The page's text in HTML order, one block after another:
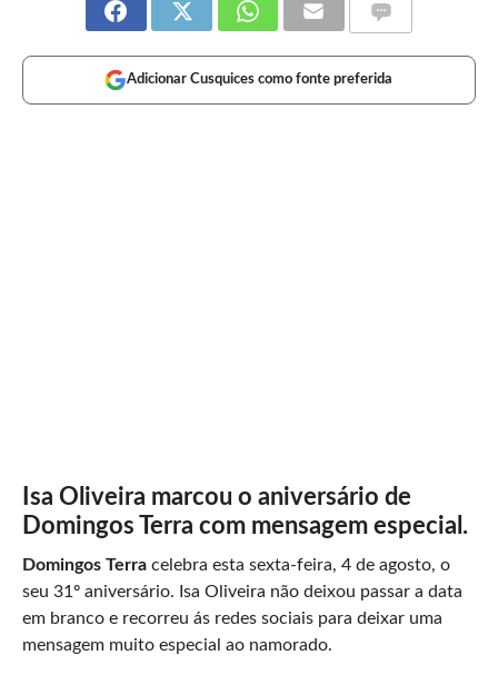
Adicionar Cusquices como fonte preferida
Isa Oliveira marcou o aniversário de
Domingos Terra com mensagem especial.
Domingos Terracelebra esta sexta-feira, 4 de agosto, o
seu 31º aniversário. Isa Oliveira não deixou passar a data
em branco e recorreu ás redes sociais para deixar uma
mensagem muito especial ao namorado.